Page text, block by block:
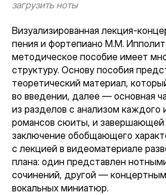
загрузить ноты
Визуализированная лекция-
пения и фортепиано М.М.
методическое пособие имеет
структуру. Основу пособия
теоретический материал,
во введении, далее — основная
из разделов с анализом каждого
романсов сюиты, и завершающей
заключение обобщающего
с лекцией в видеоматериале
плана: один представлен
сочинений, другой —
вокальных миниатюр.